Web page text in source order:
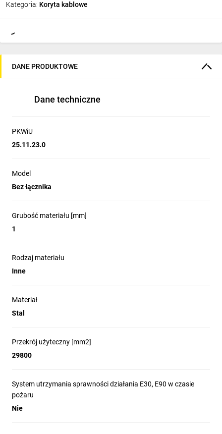
Kategoria: Koryta kablowe
DANE PRODUKTOWE
Dane techniczne
PKWiU
25.11.23.0
Model
Bez łącznika
Grubość materiału [mm]
1
Rodzaj materiału
Inne
Materiał
Stal
Przekrój użyteczny [mm2]
29800
System utrzymania sprawności działania E30, E90 w czasie
pożaru
Nie